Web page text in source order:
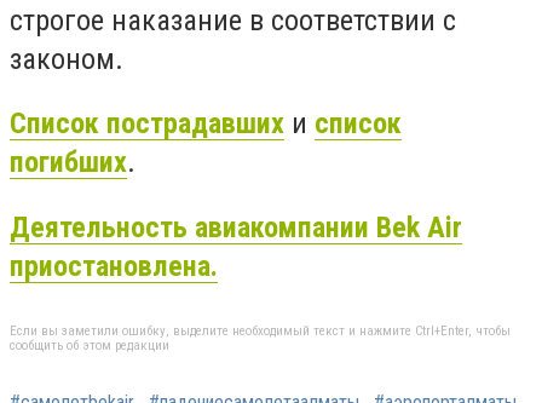
строгое наказание в соответствии с
законом.
Список пострадавших и список
погибших.
Деятельность авиакомпании Bek Air
приостановлена.
Если вы заметили ошибку, выделите необходимый текст и нажмите Ctrl+Enter, чтобы
сообщить об этом редакции